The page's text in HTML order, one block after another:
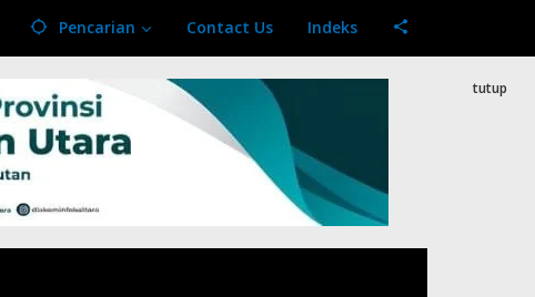
Pencarian Contact Us Indeks
tutup